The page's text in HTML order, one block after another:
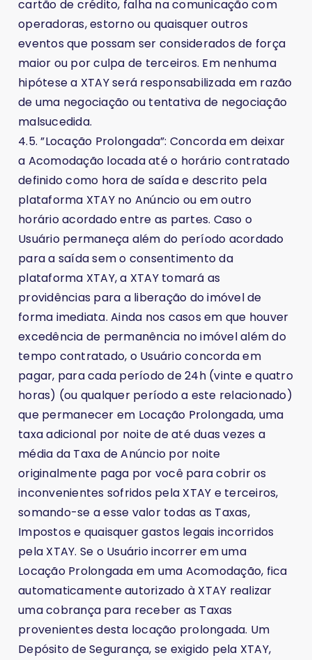
cartão de crédito, falha na comunicação com
operadoras, estorno ou quaisquer outros
eventos que possam ser considerados de força
maior ou por culpa de terceiros. Em nenhuma
hipótese a XTAY será responsabilizada em razão
de uma negociação ou tentativa de negociação
malsucedida.
4.5. ”Locação Prolongada”: Concorda em deixar
a Acomodação locada até o horário contratado
definido como hora de saída e descrito pela
plataforma XTAY no Anúncio ou em outro
horário acordado entre as partes. Caso o
Usuário permaneça além do período acordado
para a saída sem o consentimento da
plataforma XTAY, a XTAY tomará as
providências para a liberação do imóvel de
forma imediata. Ainda nos casos em que houver
excedência de permanência no imóvel além do
tempo contratado, o Usuário concorda em
pagar, para cada período de 24h (vinte e quatro
horas) (ou qualquer período a este relacionado)
que permanecer em Locação Prolongada, uma
taxa adicional por noite de até duas vezes a
média da Taxa de Anúncio por noite
originalmente paga por você para cobrir os
inconvenientes sofridos pela XTAY e terceiros,
somando-se a esse valor todas as Taxas,
Impostos e quaisquer gastos legais incorridos
pela XTAY. Se o Usuário incorrer em uma
Locação Prolongada em uma Acomodação, fica
automaticamente autorizado à XTAY realizar
uma cobrança para receber as Taxas
provenientes desta locação prolongada. Um
Depósito de Segurança, se exigido pela XTAY,